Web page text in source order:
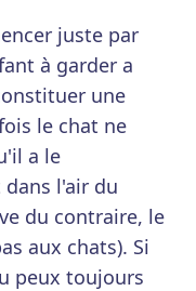
juste par
à garder a
une
le chat ne
a le
l'air du
du contraire, le
aux chats). Si
peux toujours